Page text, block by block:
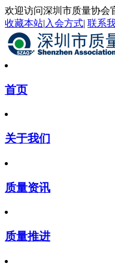
欢迎访问深圳市质量协会
收藏本站| 入会方式| 联系
首页
关于我们
质量资讯
质量推进